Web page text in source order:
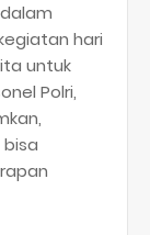
hari
untuk
Polri,